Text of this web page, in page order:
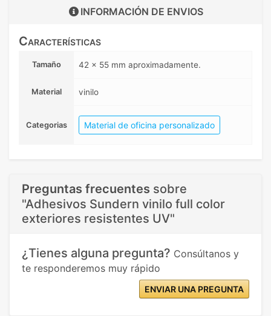
INFORMACIÓN DE ENVIOS
Características
Tamaño 42 x 55 mm aproximadamente.
Material vinilo
Categorias Material de oficina personalizado
Preguntas frecuentes sobre
"Adhesivos Sundern vinilo full color
exteriores resistentes UV"
¿Tienes alguna pregunta? Consúltanos y
te responderemos muy rápido
ENVIAR UNA PREGUNTA